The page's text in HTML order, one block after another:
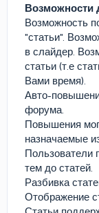
Возможности
Возможность
"статьи".
в слайдер.
статьи (т.е
Вами время).
Авто-
форума.
Повышения
назначаемые
Пользователи
тем до статей.
Разбивка
Отображение